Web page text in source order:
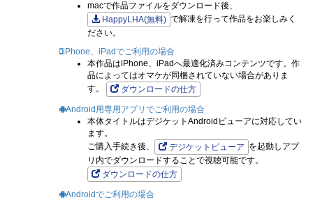
macで作品ファイルをダウンロード後、
HappyLHA(無料) で解凍を行って作品をお楽しみく
ださい。
iPhone、iPadでご利用の場合
本作品はiPhone、iPadへ最適化済みコンテンツです。作
品によってはオマケが同梱されていない場合がありま
す。
ダウンロードの仕方
Android用専用アプリでご利用の場合
本体タイトルはデジケットAndroidビューアに対応してい
ます。
ご購入手続き後、
デジケットビューア を起動しアプ
リ内でダウンロードすることで視聴可能です。
ダウンロードの仕方
Androidでご利用の場合